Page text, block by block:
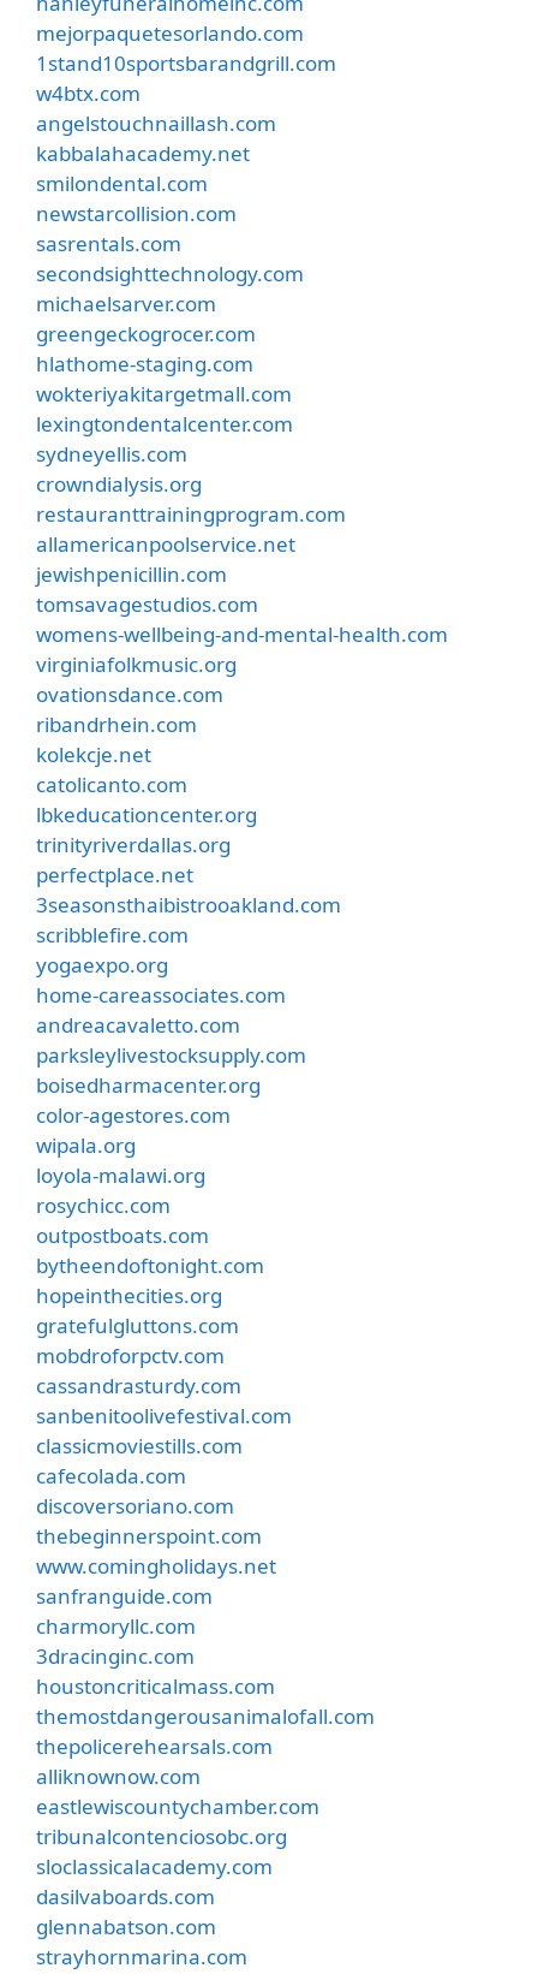
mejorpaquetesorlando.com
1stand10sportsbarandgrill.com
w4btx.com
angelstouchnaillash.com
kabbalahacademy.net
smilondental.com
newstarcollision.com
sasrentals.com
secondsighttechnology.com
michaelsarver.com
greengeckogrocer.com
hlathome-staging.com
wokteriyakitargetmall.com
lexingtondentalcenter.com
sydneyellis.com
crowndialysis.org
restauranttrainingprogram.com
allamericanpoolservice.net
jewishpenicillin.com
tomsavagestudios.com
womens-wellbeing-and-mental-health.com
virginiafolkmusic.org
ovationsdance.com
ribandrhein.com
kolekcje.net
catolicanto.com
lbkeducationcenter.org
trinityriverdallas.org
perfectplace.net
3seasonsthaibistrooakland.com
scribblefire.com
yogaexpo.org
home-careassociates.com
andreacavaletto.com
parksleylivestocksupply.com
boisedharmacenter.org
color-agestores.com
wipala.org
loyola-malawi.org
rosychicc.com
outpostboats.com
bytheendoftonight.com
hopeinthecities.org
gratefulgluttons.com
mobdroforpctv.com
cassandrasturdy.com
sanbenitoolivefestival.com
classicmoviestills.com
cafecolada.com
discoversoriano.com
thebeginnerspoint.com
www.comingholidays.net
sanfranguide.com
charmoryllc.com
3dracinginc.com
houstoncriticalmass.com
themostdangerousanimalofall.com
thepolicerehearsals.com
alliknownow.com
eastlewiscountychamber.com
tribunalcontenciosobc.org
sloclassicalacademy.com
dasilvaboards.com
glennabatson.com
strayhornmarina.com